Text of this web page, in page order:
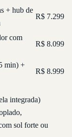
+ hub de
R$ 7.299
com
R$ 8.099
min) +
R$ 8.999
integrada)
sol forte ou